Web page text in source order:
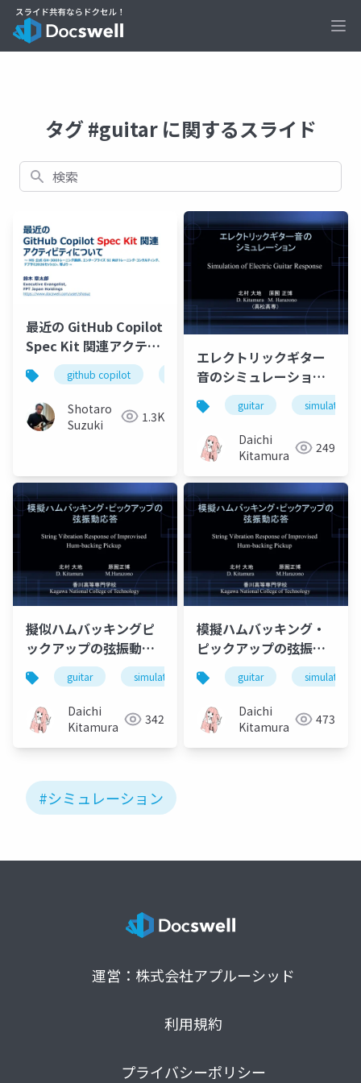
タグ #guitar に関するスライド
検索
最近の GitHub Copilot
Spec Kit 関連アクティ
ビティについて
github copilot spec kit sdd 仕様駆動開発
Shotaro
Suzuki
1.3K
エレクトリックギター
音のシミュレーション
(in Japanese)
guitar simulation
Daichi
Kitamura
249
擬似ハムバッキングピ
ックアップの弦振動応
答 (in Japanese)
guitar simulation pickup
Daichi
Kitamura
342
模擬ハムバッキング・
ピックアップの弦振動
応答 (in Japanese)
guitar simulation
Daichi
Kitamura
473
#シミュレーション
運営：株式会社アプルーシッド
利用規約
プライバシーポリシー